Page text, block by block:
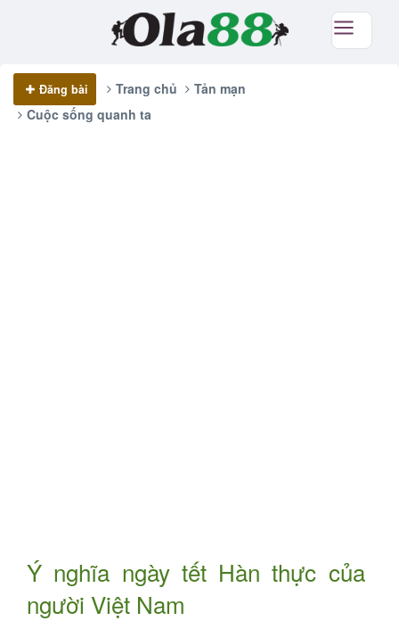
Đăng bài Trang chủ
Tản mạn
Cuộc sống quanh ta
Ý nghĩa ngày tết Hàn thực của
người Việt Nam